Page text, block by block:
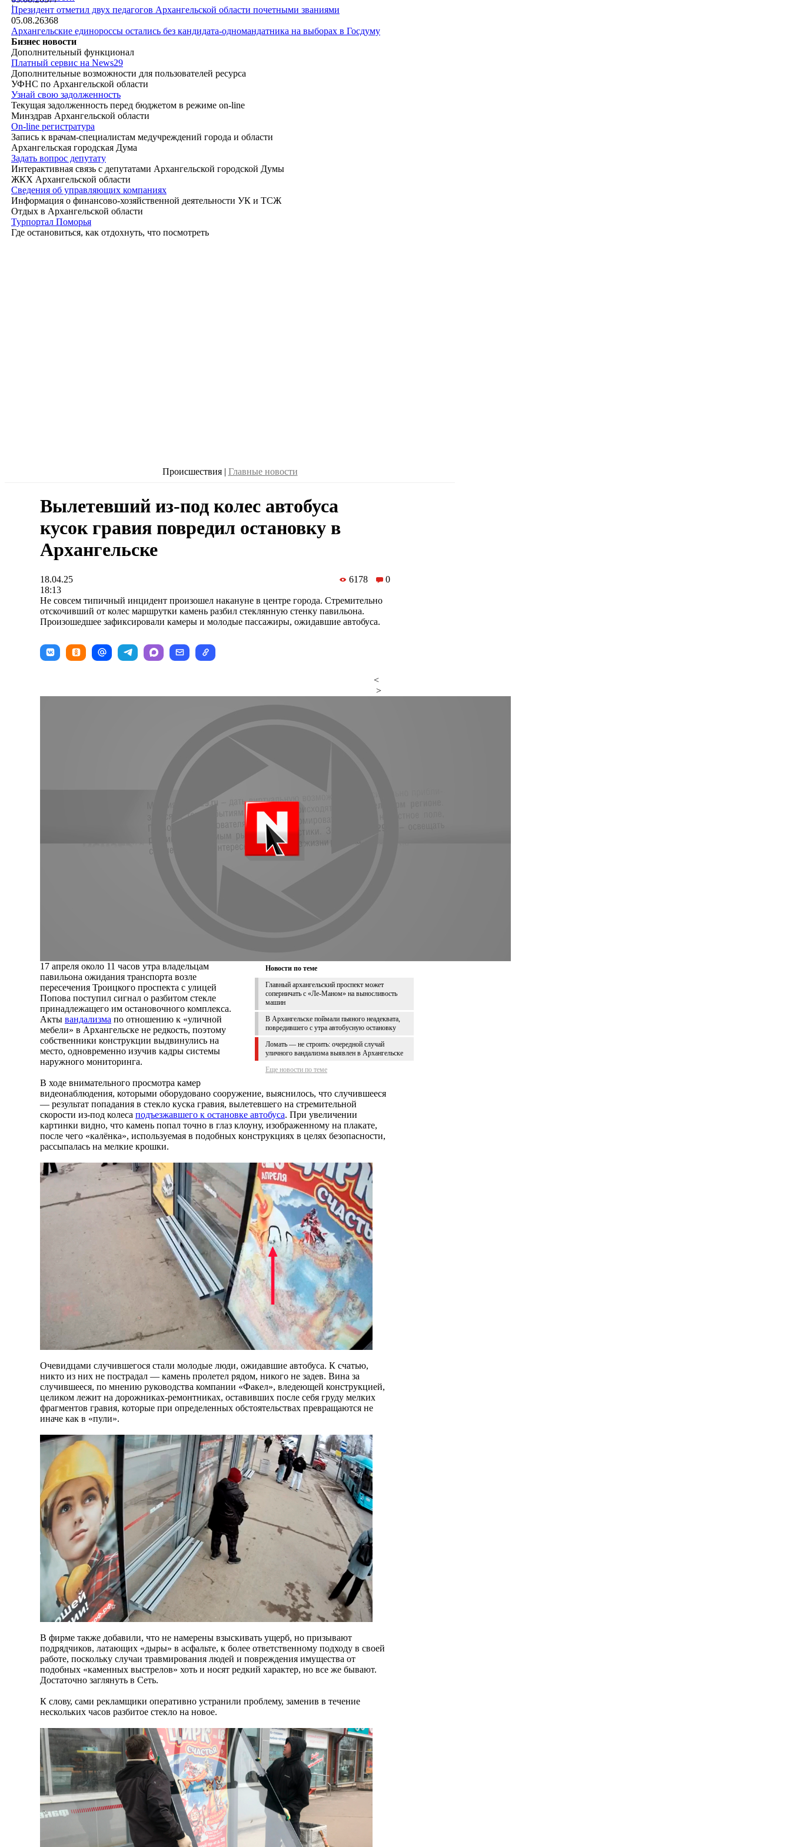
|
Президент отметил двух педагогов Архангельской области почетными званиями
05.08.26368
Архангельские единороссы остались без кандидата-одномандатника на выборах в Госдуму
Бизнес новости
Дополнительный функционал
Платный сервис на News29
Дополнительные возможности для пользователей ресурса
УФНС по Архангельской области
Узнай свою задолженность
Текущая задолженность перед бюджетом в режиме on-line
Минздрав Архангельской области
On-line регистратура
Запись к врачам-специалистам медучреждений города и области
Архангельская городская Дума
Задать вопрос депутату
Интерактивная связь с депутатами Архангельской городской Думы
ЖКХ Архангельской области
Сведения об управляющих компаниях
Информация о финансово-хозяйственной деятельности УК и ТСЖ
Отдых в Архангельской области
Турпортал Поморья
Где остановиться, как отдохнуть, что посмотреть
Происшествия | Главные новости
Вылетевший из-под колес автобуса
кусок гравия повредил остановку в
Архангельске
18.04.25
18:13
6178 0
Не совсем типичный инцидент произошел накануне в центре города. Стремительно
отскочивший от колес маршрутки камень разбил стеклянную стенку павильона.
Произошедшее зафиксировали камеры и молодые пассажиры, ожидавшие автобуса.
<
>
Новости по теме
Главный архангельский проспект может
соперничать с «Ле-Маном» на выносливость
машин
В Архангельске поймали пьяного неадеквата,
повредившего с утра автобусную остановку
Ломать — не строить: очередной случай
уличного вандализма выявлен в Архангельске
Еще новости по теме
17 апреля около 11 часов утра владельцам
павильона ожидания транспорта возле
пересечения Троицкого проспекта с улицей
Попова поступил сигнал о разбитом стекле
принадлежащего им остановочного комплекса.
Акты вандализма по отношению к «уличной
мебели» в Архангельске не редкость, поэтому
собственники конструкции выдвинулись на
место, одновременно изучив кадры системы
наружного мониторинга.
В ходе внимательного просмотра камер
видеонаблюдения, которыми оборудовано сооружение, выяснилось, что случившееся
— результат попадания в стекло куска гравия, вылетевшего на стремительной
скорости из-под колеса подъезжавшего к остановке автобуса. При увеличении
картинки видно, что камень попал точно в глаз клоуну, изображенному на плакате,
после чего «калёнка», используемая в подобных конструкциях в целях безопасности,
рассыпалась на мелкие крошки.
Очевидцами случившегося стали молодые люди, ожидавшие автобуса. К счатью,
никто из них не пострадал — камень пролетел рядом, никого не задев. Вина за
случившееся, по мнению руководства компании «Факел», вледеющей конструкцией,
целиком лежит на дорожниках-ремонтниках, оставивших после себя груду мелких
фрагментов гравия, которые при определенных обстоятельствах превращаются не
иначе как в «пули».
В фирме также добавили, что не намерены взыскивать ущерб, но призывают
подрядчиков, латающих «дыры» в асфальте, к более ответственному подходу в своей
работе, поскольку случаи травмирования людей и повреждения имущества от
подобных «каменных выстрелов» хоть и носят редкий характер, но все же бывают.
Достаточно заглянуть в Сеть.
К слову, сами рекламщики оперативно устранили проблему, заменив в течение
нескольких часов разбитое стекло на новое.